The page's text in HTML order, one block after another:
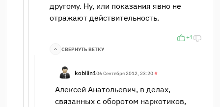
другому. Ну, или показания явно не
отражают действительность.
+1
СВЕРНУТЬ ВЕТКУ
kobilin106 Сентября 2012, 23:20#
Алексей Анатольевич, в делах,
связанных с оборотом наркотиков,